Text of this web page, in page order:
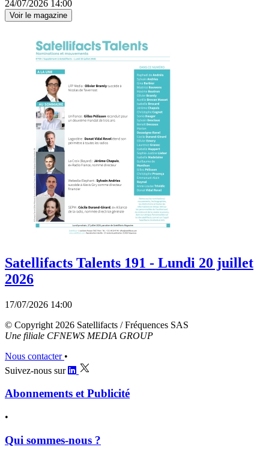
24/07/2026 14:00
Voir le magazine
Satellifacts Talents 191 - Lundi 20 juillet
2026
17/07/2026 14:00
© Copyright 2026 Satellifacts / Fréquences SAS
Une filiale CFNEWS MEDIA GROUP
Nous contacter •
Suivez-nous sur
Abonnements et Publicité
•
Qui sommes-nous ?